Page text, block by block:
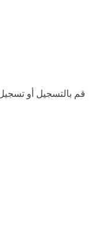
قم بالتسجيل أو